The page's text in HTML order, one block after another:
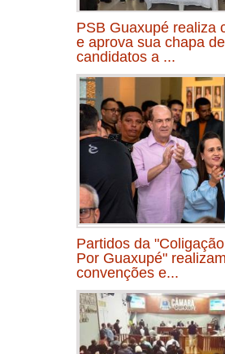
PSB Guaxupé realiza
e aprova sua chapa
candidatos a ...
Partidos da
Por Guaxupé"
convenções e...